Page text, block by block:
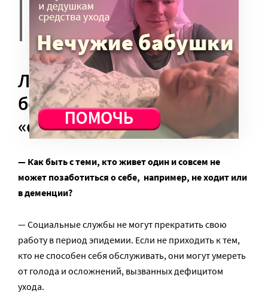
звонков в нашу службу
увеличилось в полтора раза.
Лежачий одинокий
больной в режиме
«самоизоляции»
— Как быть с теми, кто живет один и совсем не
может позаботиться о себе, например, не ходит или
в деменции?
— Социальные службы не могут прекратить свою
работу в период эпидемии. Если не приходить к тем,
кто не способен себя обслуживать, они могут умереть
от голода и осложнений, вызванных дефицитом
ухода.